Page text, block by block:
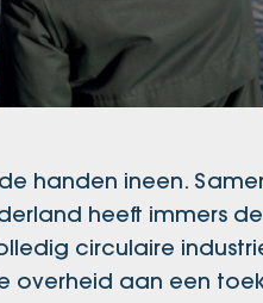
handen ineen.
heeft immers
circulaire
overheid aan een